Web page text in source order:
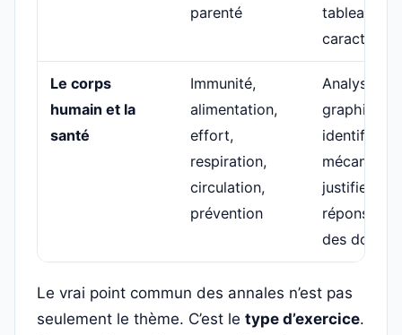
parenté
tableau de
caractères
Le corps
humain et la
santé
Immunité,
alimentation,
effort,
respiration,
circulation,
prévention
Analyser un
graphique,
identifier un
mécanisme,
justifier une
réponse
des
Le vrai point commun des annales n’est pas
seulement le thème. C’est le type d’exercice.